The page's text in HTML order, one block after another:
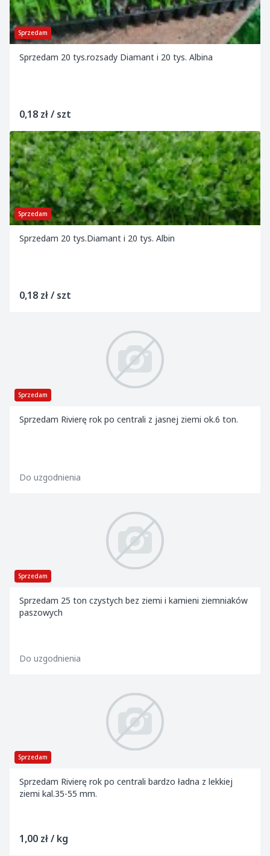
Sprzedam
Sprzedam 20 tys.rozsady Diamant i 20 tys. Albina
0,18 zł / szt
Sprzedam
Sprzedam 20 tys.Diamant i 20 tys. Albin
0,18 zł / szt
Sprzedam
Sprzedam Rivierę rok po centrali z jasnej ziemi ok.6 ton.
Do uzgodnienia
Sprzedam
Sprzedam 25 ton czystych bez ziemi i kamieni ziemniaków
paszowych
Do uzgodnienia
Sprzedam
Sprzedam Rivierę rok po centrali bardzo ładna z lekkiej
ziemi kal.35-55 mm.
1,00 zł / kg